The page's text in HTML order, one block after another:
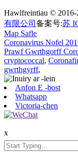
Hawlfreintiau © 2016-
有限公司 备案号:苏
Map Safle
Coronavirus Nofel
Prawf Gwrthgorff
cryptococcal,
gwrthgyrff,
Anfon E -bost
Whatsapp
Victoria-chen
x